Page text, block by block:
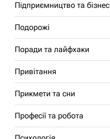
Підприємництво та бізнес
Подорожі
Поради та лайфхаки
Привітання
Прикмети та сни
Професії та робота